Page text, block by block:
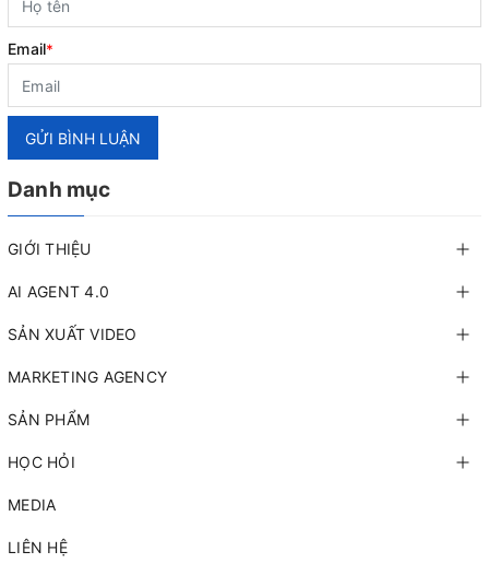
Email*
GỬI BÌNH LUẬN
Danh mục
GIỚI THIỆU
AI AGENT 4.0
SẢN XUẤT VIDEO
MARKETING AGENCY
SẢN PHẨM
HỌC HỎI
MEDIA
LIÊN HỆ